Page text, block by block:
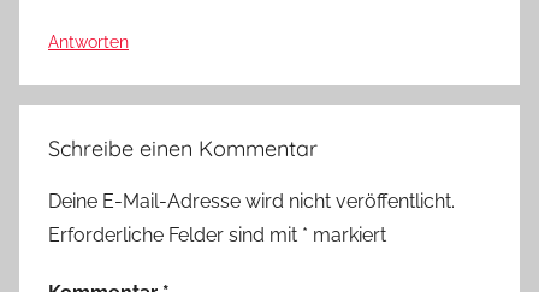
Antworten
Schreibe einen Kommentar
Deine E-Mail-Adresse wird nicht veröffentlicht.
Erforderliche Felder sind mit * markiert